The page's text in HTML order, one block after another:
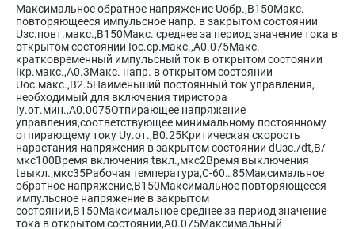
Максимальное обратное напряжение Uобр.,В150Макс.
повторяющееся импульсное напр. в закрытом состоянии
Uзс.повт.макс.,В150Макс. среднее за период значение тока в
открытом состоянии Iос.ср.макс.,А0.075Макс.
кратковременный импульсный ток в открытом состоянии
Iкр.макс.,А0.3Макс. напр. в открытом состоянии
Uос.макс.,В2.5Наименьший постоянный ток управления,
необходимый для включения тиристора
Iу.от.мин.,А0.0075Отпирающее напряжение
управления,соответствующее минимальному постоянному
отпирающему току Uу.от.,В0.25Критическая скорость
нарастания напряжения в закрытом состоянии dUзс./dt,В/
мкс100Время включения tвкл.,мкс2Время выключения
tвыкл.,мкс35Рабочая температура,С-60…85Максимальное
обратное напряжение,В150Максимальное повторяющееся
импульсное напряжение в закрытом
состоянии,В150Максимальное среднее за период значение
тока в открытом состоянии,А0.075Максимальный